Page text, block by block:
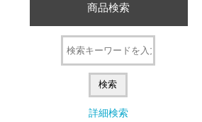
商品検索
詳細検索